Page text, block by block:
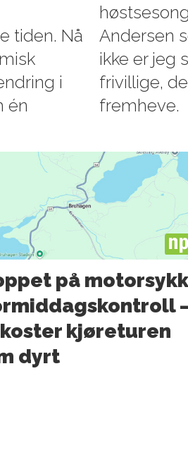
tiden. Nå
i
én
Andersen
ikke er jeg
frivillige,
fremheve.
på
kjøreturen
dyrt